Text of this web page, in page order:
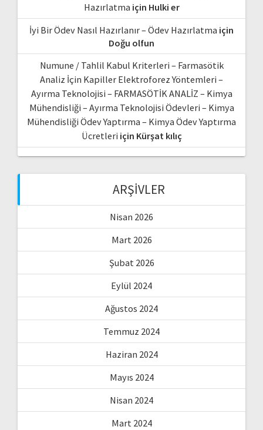
Hazırlatma için Hulki er
İyi Bir Ödev Nasıl Hazırlanır – Ödev Hazırlatma için
Doğu olfun
Numune / Tahlil Kabul Kriterleri – Farmasötik
Analiz İçin Kapiller Elektroforez Yöntemleri –
Ayırma Teknolojisi – FARMASÖTİK ANALİZ – Kimya
Mühendisliği – Ayırma Teknolojisi Ödevleri – Kimya
Mühendisliği Ödev Yaptırma – Kimya Ödev Yaptırma
Ücretleri için Kürşat kılıç
ARŞIVLER
Nisan 2026
Mart 2026
Şubat 2026
Eylül 2024
Ağustos 2024
Temmuz 2024
Haziran 2024
Mayıs 2024
Nisan 2024
Mart 2024